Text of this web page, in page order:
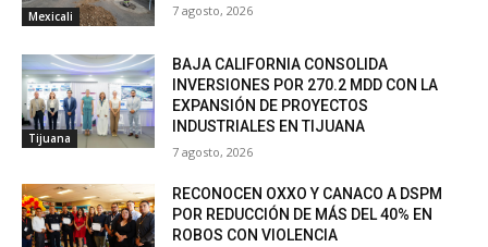
Mexicali 7 agosto, 2026
Tijuana
BAJA CALIFORNIA CONSOLIDA
INVERSIONES POR 270.2 MDD CON LA
EXPANSIÓN DE PROYECTOS
INDUSTRIALES EN TIJUANA
7 agosto, 2026
RECONOCEN OXXO Y CANACO A DSPM
POR REDUCCIÓN DE MÁS DEL 40% EN
ROBOS CON VIOLENCIA